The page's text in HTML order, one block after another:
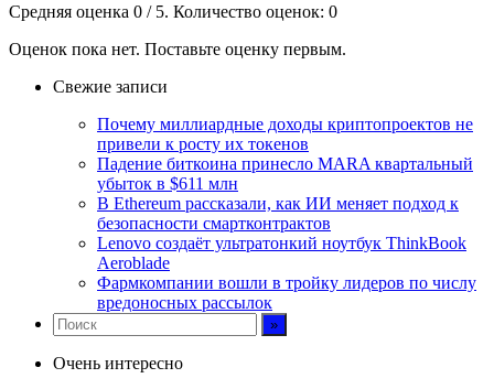
Средняя оценка 0 / 5. Количество оценок: 0
Оценок пока нет. Поставьте оценку первым.
Свежие записи
Почему миллиардные доходы криптопроектов не
привели к росту их токенов
Падение биткоина принесло MARA квартальный
убыток в $611 млн
В Ethereum рассказали, как ИИ меняет подход к
безопасности смартконтрактов
Lenovo создаёт ультратонкий ноутбук ThinkBook
Aeroblade
Фармкомпании вошли в тройку лидеров по числу
вредоносных рассылок
Очень интересно